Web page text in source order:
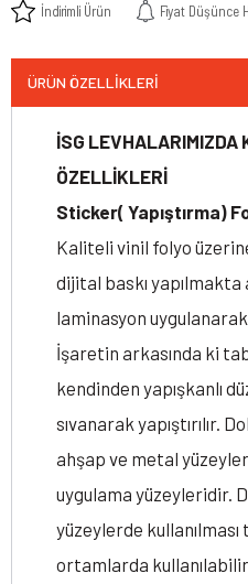
İndirimli Ürün Fiyat Düşünce
ÜRÜN ÖZELLIKLERI
İSG LEVHALARIMIZDA
ÖZELLİKLERİ
Sticker( Yapıştırma)
Kaliteli vinil folyo
dijital baskı yapılmakta
laminasyon
İşaretin arkasında ki
kendinden yapışkanlı
sıvanarak yapıştırılır.
ahşap ve metal
uygulama yüzeyleridir.
yüzeylerde kullanılması
ortamlarda